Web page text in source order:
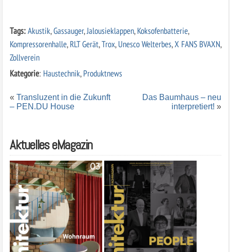
Tags:Akustik,Gassauger,Jalousieklappen,Koksofenbatterie,
Kompressorenhalle,RLT Gerät,Trox,Unesco Welterbes,X FANS BVAXN,
Zollverein
Kategorie: Haustechnik,Produktnews
« Transluzent in die Zukunft
– PEN.DU House
Das Baumhaus – neu
interpretiert! »
Aktuelles eMagazin